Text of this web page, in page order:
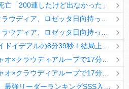
亡「200連したけど出なかった」